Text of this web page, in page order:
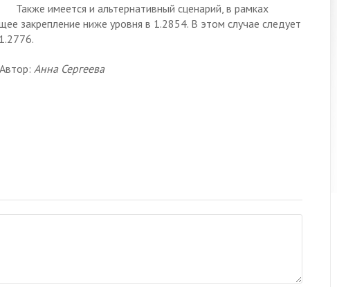
Также имеется и альтернативный сценарий, в рамках
закрепление ниже уровня в 1.2854. В этом случае следует
Автор: Анна Сергеева